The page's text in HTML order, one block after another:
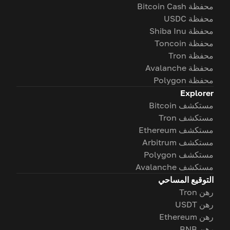
محفظة Bitcoin Cash
محفظة USDC
محفظة Shiba Inu
محفظة Toncoin
محفظة Tron
محفظة Avalanche
محفظة Polygon
Explorer
مستكشف Bitcoin
مستكشف Tron
مستكشف Ethereum
مستكشف Arbitrum
مستكشف Polygon
مستكشف Avalanche
التوقيع المساحي
رهن Tron
رهن USDT
رهن Ethereum